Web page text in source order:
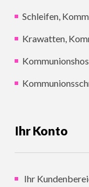
Schleifen,
Krawatten,
Ihr Konto
Ihr